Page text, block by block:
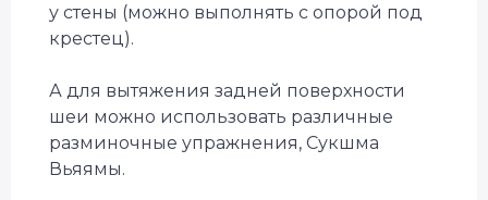
у стены (можно выполнять с опорой под
крестец).
А для вытяжения задней поверхности
шеи можно использовать различные
разминочные упражнения, Сукшма
Вьяямы.